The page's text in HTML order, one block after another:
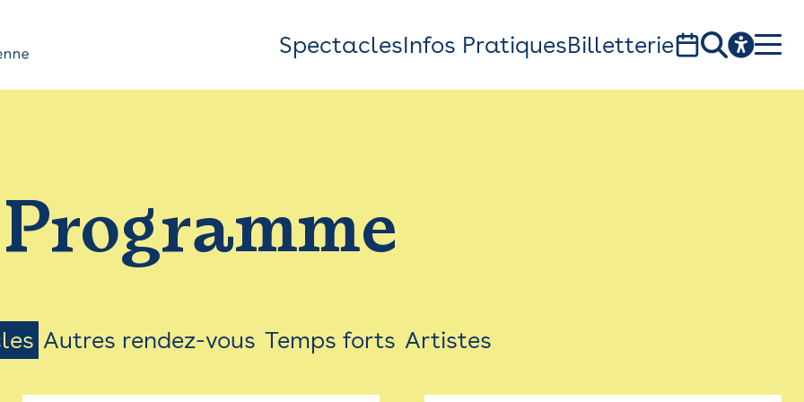
Top
Bar
Menu
SpectaclesInfos PratiquesBilletterie
1, av. du Chateau d'eau - 31300 Toulouse
Programme
Autres rendez-vous Temps forts Artistes